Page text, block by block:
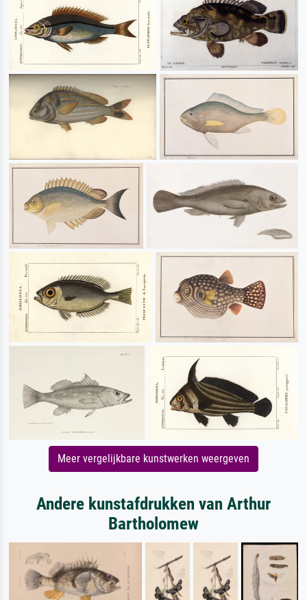
Meer vergelijkbare kunstwerken weergeven
Andere kunstafdrukken van Arthur
Bartholomew